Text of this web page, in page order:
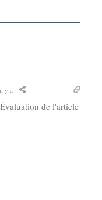
y a
de l'article